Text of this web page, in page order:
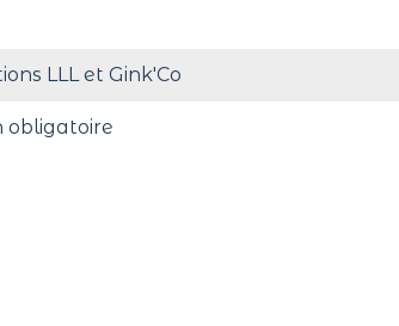
LLL et Gink'Co
obligatoire